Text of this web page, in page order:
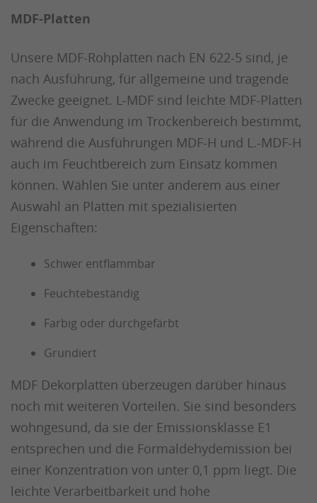
MDF-Platten
Unsere MDF-Rohplatten nach EN 622-5 sind, je
nach Ausführung, für allgemeine und tragende
Zwecke geeignet. L-MDF sind leichte MDF-Platten
für die Anwendung im Trockenbereich bestimmt,
während die Ausführungen MDF-H und L.-MDF-H
auch im Feuchtbereich zum Einsatz kommen
können. Wählen Sie unter anderem aus einer
Auswahl an Platten mit spezialisierten
Eigenschaften:
Schwer entflammbar
Feuchtebeständig
Farbig oder durchgefärbt
Grundiert
MDF Dekorplatten überzeugen darüber hinaus
noch mit weiteren Vorteilen. Sie sind besonders
wohngesund, da sie der Emissionsklasse E1
entsprechen und die Formaldehydemission bei
einer Konzentration von unter 0,1 ppm liegt. Die
leichte Verarbeitbarkeit und hohe